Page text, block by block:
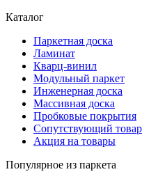
Каталог
Паркетная доска
Ламинат
Кварц-винил
Модульный паркет
Инженерная доска
Массивная доска
Пробковые покрытия
Сопутствующий товар
Акция на товары
Популярное из паркета